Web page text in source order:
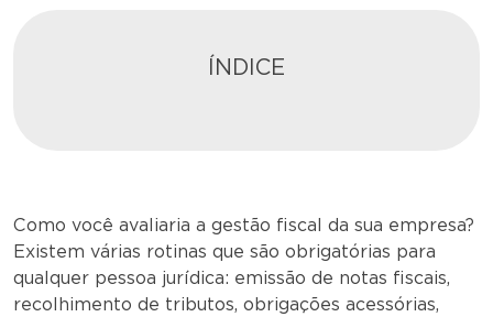
ÍNDICE
Como você avaliaria a gestão fiscal da sua empresa?
Existem várias rotinas que são obrigatórias para
qualquer pessoa jurídica: emissão de notas fiscais,
recolhimento de tributos, obrigações acessórias,